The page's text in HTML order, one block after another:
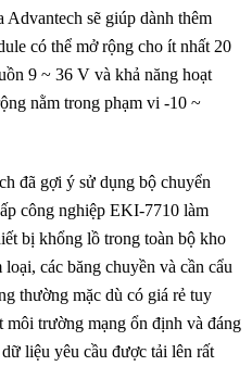
sẽ giúp dành thêm
có thể mở rộng cho ít nhất 20
9 ~ 36 V và khả năng hoạt
nằm trong phạm vi -10 ~
đã gợi ý sử dụng bộ chuyển
công nghiệp EKI-7710 làm
bị khổng lồ trong toàn bộ kho
các băng chuyền và cần cẩu
thường mặc dù có giá rẻ tuy
môi trường mạng ổn định và đáng
liệu yêu cầu được tải lên rất